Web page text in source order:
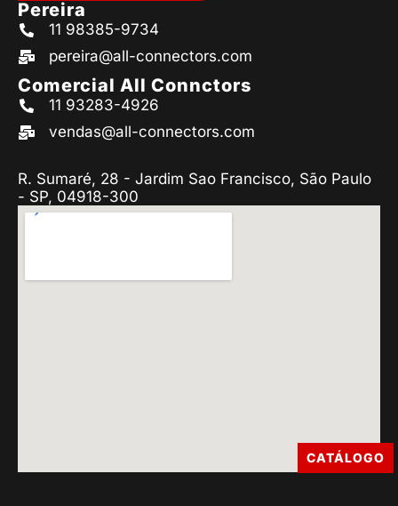
Pereira
11 98385-9734
pereira@all-connectors.com
Comercial All Connctors
11 93283-4926
vendas@all-connectors.com
R. Sumaré, 28 - Jardim Sao Francisco, São Paulo
- SP, 04918-300
CATÁLOGO